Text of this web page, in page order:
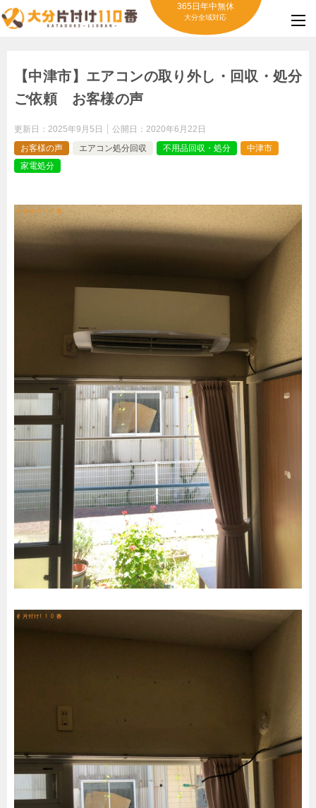
365日年中無休
大分全域対応
【中津市】エアコンの取り外し・回収・処分
ご依頼 お客様の声
更新日： 2025年9月5日 公開日： 2020年6月22日
お客様の声
エアコン処分回収 不用品回収・処分
中津市
家電処分